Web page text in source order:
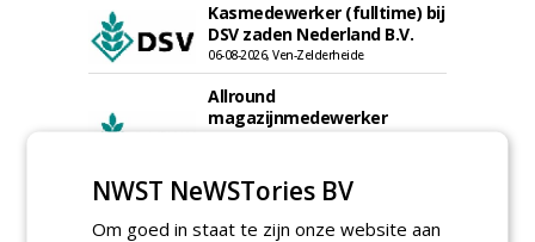
Kasmedewerker (fulltime) bij
DSV zaden Nederland B.V.
06-08-2026, Ven-Zelderheide
Allround
magazijnmedewerker
06-08-2026, Ven Zelderheide
meer Groene Banen
NWST NeWSTories BV
Om goed in staat te zijn onze website aan